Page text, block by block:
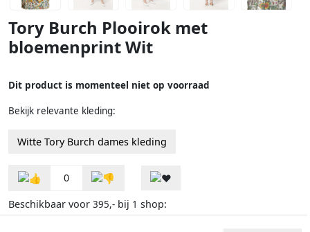
Tory Burch Plooirok met
bloemenprint Wit
Dit product is momenteel niet op voorraad
Bekijk relevante kleding:
Witte Tory Burch dames kleding
0
Beschikbaar voor 395,- bij 1 shop: